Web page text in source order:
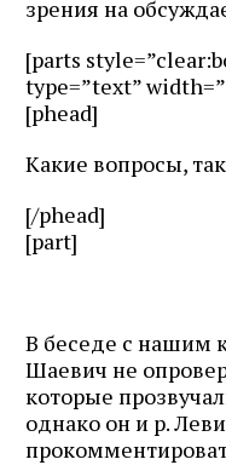
зрения на
[parts
type=”text”
[phead]
Какие вопросы,
[/phead]
[part]
В беседе с нашим
Шаевич не
которые
однако он и р.